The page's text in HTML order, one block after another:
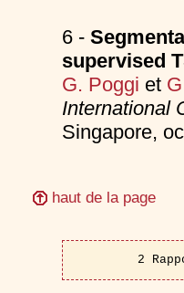
6 -
supervised
G. Poggi et
International
Singapore,
haut de la page
2